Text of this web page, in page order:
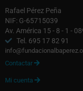
Rafael Pérez Peña
NIF: G-65715039
Av. América 15 - 8 - 1 -
Tel. 695 17 82 91
Contactar 
Mi cuenta 